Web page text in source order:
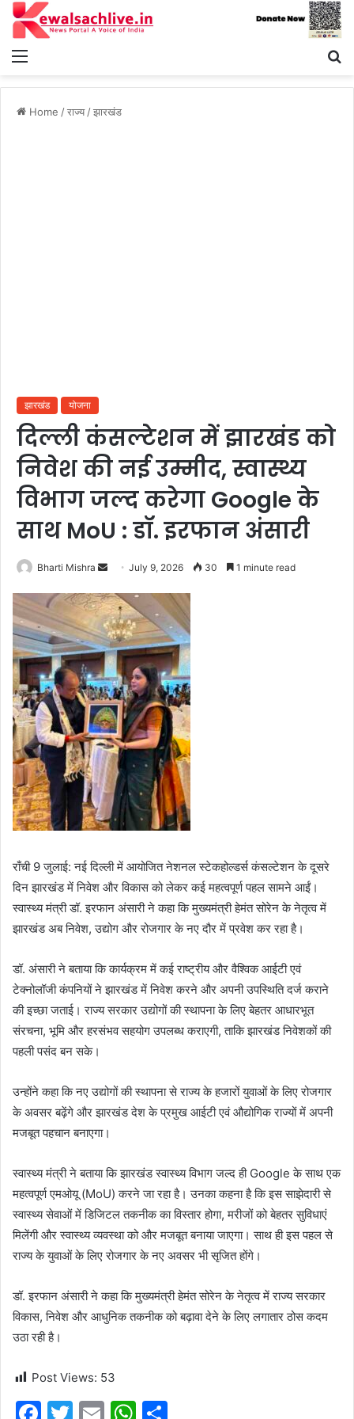
Menu
Home /राज्य/झारखंड
झारखंड योजना
दिल्ली कंसल्टेशन में झारखंड को
निवेश की नई उम्मीद, स्वास्थ्य
विभाग जल्द करेगा Google के
साथ MoU : डॉ. इरफान अंसारी
Bharti Mishra
Send
email
July 9, 2026 30 1 minute read
राँची 9 जुलाई: नई दिल्ली में आयोजित नेशनल स्टेकहोल्डर्स कंसल्टेशन के दूसरे
दिन झारखंड में निवेश और विकास को लेकर कई महत्वपूर्ण पहल सामने आईं।
स्वास्थ्य मंत्री डॉ. इरफान अंसारी ने कहा कि मुख्यमंत्री हेमंत सोरेन के नेतृत्व में
झारखंड अब निवेश, उद्योग और रोजगार के नए दौर में प्रवेश कर रहा है।
डॉ. अंसारी ने बताया कि कार्यक्रम में कई राष्ट्रीय और वैश्विक आईटी एवं
टेक्नोलॉजी कंपनियों ने झारखंड में निवेश करने और अपनी उपस्थिति दर्ज कराने
की इच्छा जताई। राज्य सरकार उद्योगों की स्थापना के लिए बेहतर आधारभूत
संरचना, भूमि और हरसंभव सहयोग उपलब्ध कराएगी, ताकि झारखंड निवेशकों की
पहली पसंद बन सके।
उन्होंने कहा कि नए उद्योगों की स्थापना से राज्य के हजारों युवाओं के लिए रोजगार
के अवसर बढ़ेंगे और झारखंड देश के प्रमुख आईटी एवं औद्योगिक राज्यों में अपनी
मजबूत पहचान बनाएगा।
स्वास्थ्य मंत्री ने बताया कि झारखंड स्वास्थ्य विभाग जल्द ही Google के साथ एक
महत्वपूर्ण एमओयू (MoU) करने जा रहा है। उनका कहना है कि इस साझेदारी से
स्वास्थ्य सेवाओं में डिजिटल तकनीक का विस्तार होगा, मरीजों को बेहतर सुविधाएं
मिलेंगी और स्वास्थ्य व्यवस्था को और मजबूत बनाया जाएगा। साथ ही इस पहल से
राज्य के युवाओं के लिए रोजगार के नए अवसर भी सृजित होंगे।
डॉ. इरफान अंसारी ने कहा कि मुख्यमंत्री हेमंत सोरेन के नेतृत्व में राज्य सरकार
विकास, निवेश और आधुनिक तकनीक को बढ़ावा देने के लिए लगातार ठोस कदम
उठा रही है।
Post Views: 53